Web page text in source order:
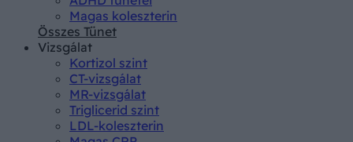
Magas koleszterin
Összes Tünet
Vizsgálat
Kortizol szint
CT-vizsgálat
MR-vizsgálat
Triglicerid szint
LDL-koleszterin